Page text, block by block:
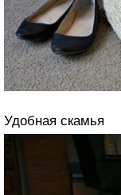
Удобная скамья